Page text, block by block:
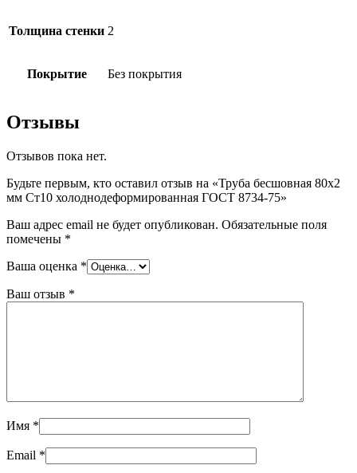
Толщина стенки 2
Покрытие Без покрытия
Отзывы
Отзывов пока нет.
Будьте первым, кто оставил отзыв на «Труба бесшовная 80х2
мм Ст10 холоднодеформированная ГОСТ 8734-75»
Ваш адрес email не будет опубликован. Обязательные поля
помечены *
Ваша оценка *
Ваш отзыв *
Имя *
Email *